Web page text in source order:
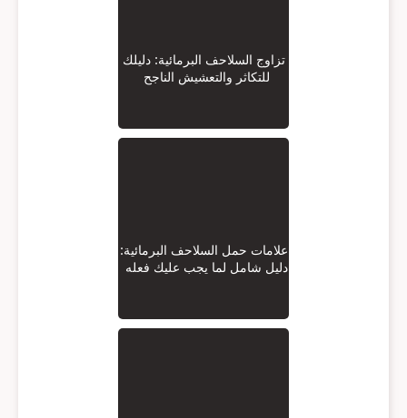
تزاوج السلاحف البرمائية: دليلك
للتكاثر والتعشيش الناجح
علامات حمل السلاحف البرمائية:
دليل شامل لما يجب عليك فعله